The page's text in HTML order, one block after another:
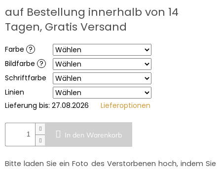
auf Bestellung innerhalb von 14
Tagen, Gratis Versand
Farbe ?
Bildfarbe ?
Schriftfarbe
Linien
Lieferung bis: 27.08.2026 Lieferoptionen
In den Warenkorb
Bitte laden Sie ein Foto des Verstorbenen hoch, indem Sie